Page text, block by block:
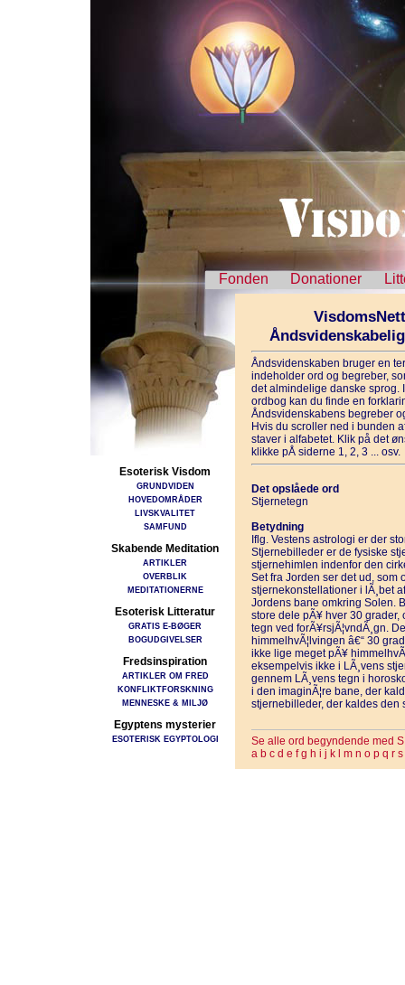
Fonden Donationer
Esoterisk Visdom
GRUNDVIDEN
HOVEDOMRÅDER
LIVSKVALITET
SAMFUND
Skabende Meditation
ARTIKLER
OVERBLIK
MEDITATIONERNE
Esoterisk Litteratur
GRATIS E-BØGER
BOGUDGIVELSER
Fredsinspiration
ARTIKLER OM FRED
KONFLIKTFORSKNING
MENNESKE & MILJØ
Egyptens mysterier
ESOTERISK EGYPTOLOGI
Åndsvidenskaben bruger en
indeholder ord og begreber,
det almindelige danske sprog.
ordbog kan du finde en
Åndsvidenskabens begreber
Hvis du scroller ned i bunden
staver i alfabetet. Klik på det
klikke pÅ siderne 1, 2, 3 ... osv.
Det opslåede ord
Stjernetegn
Betydning
Iflg. Vestens astrologi er der
Stjernebilleder er de fysiske
stjernehimlen indenfor den
Set fra Jorden ser det ud, som
stjernekonstellationer i lÃ¸bet
Jordens bane omkring Solen.
store dele pÃ¥ hver 30 grader,
tegn ved forÃ¥rsjÃ¦vndÃ¸gn.
himmelhvÃ¦lvingen â€“ 30
ikke lige meget pÃ¥
eksempelvis ikke i LÃ¸vens
gennem LÃ¸vens tegn i
i den imaginÃ¦re bane, der
stjernebilleder, der kaldes den
Se alle ord begyndende med S
a b c d e f g h i j k m n o p q r s